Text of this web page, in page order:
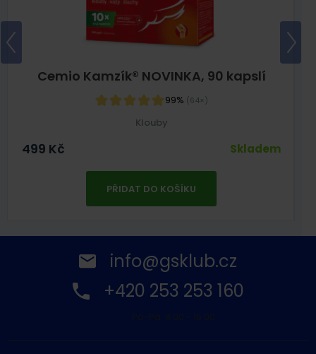
Cemio Kamzík® NOVINKA, 90 kapslí
99% (64×)
Klouby
499 Kč Skladem
PŘIDAT DO KOŠÍKU
info@gsklub.cz
+420 253 253 160